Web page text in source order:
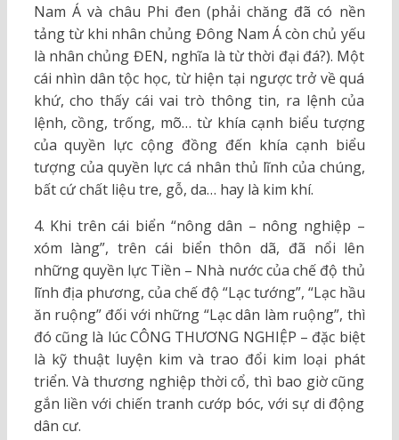
Nam Á và châu Phi đen (phải chăng đã có nền
tảng từ khi nhân chủng Đông Nam Á còn chủ yếu
là nhân chủng ĐEN, nghĩa là từ thời đại đá?). Một
cái nhìn dân tộc học, từ hiện tại ngược trở về quá
khứ, cho thấy cái vai trò thông tin, ra lệnh của
lệnh, cồng, trống, mõ… từ khía cạnh biểu tượng
của quyền lực cộng đồng đến khía cạnh biểu
tượng của quyền lực cá nhân thủ lĩnh của chúng,
bất cứ chất liệu tre, gỗ, da… hay là kim khí.
4. Khi trên cái biển “nông dân – nông nghiệp –
xóm làng”, trên cái biển thôn dã, đã nổi lên
những quyền lực Tiền – Nhà nước của chế độ thủ
lĩnh địa phương, của chế độ “Lạc tướng”, “Lạc hầu
ăn ruộng” đối với những “Lạc dân làm ruộng”, thì
đó cũng là lúc CÔNG THƯƠNG NGHIỆP – đặc biệt
là kỹ thuật luyện kim và trao đổi kim loại phát
triển. Và thương nghiệp thời cổ, thì bao giờ cũng
gắn liền với chiến tranh cướp bóc, với sự di động
dân cư.